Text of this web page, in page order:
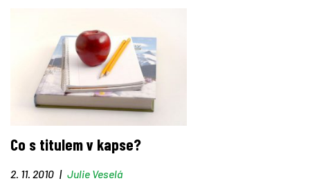
Co s titulem v kapse?
2. 11. 2010 | Julie Veselá